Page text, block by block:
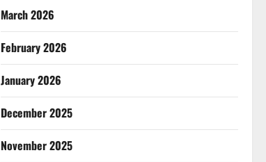
March 2026
February 2026
January 2026
December 2025
November 2025